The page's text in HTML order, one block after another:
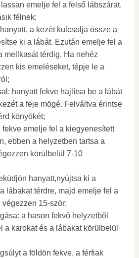
emelje fel a felső lábszárat.
félnek;
a kezét kulcsolja össze a
ki a lábát. Ezután emelje fel a
mellkasát térdig. Ha nehéz
kis emeléseket, tépje le a
hanyatt fekve hajlítsa be a lábát
a feje mögé. Felváltva érintse
könyökét;
emelje fel a kiegyenesített
ebben a helyzetben tartsa a
körülbelül 7-10
hanyatt,nyújtsa ki a
lábakat térdre, majd emelje fel a
végezzen 15-ször;
a hason fekvő helyzetből
a karokat és a lábakat körülbelül
a földön fekve, a férfiak